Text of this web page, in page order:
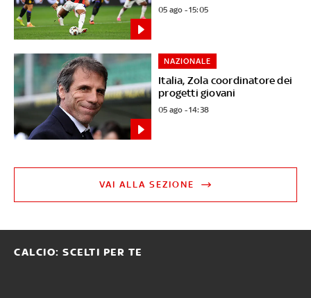
05 ago - 15:05
Italia, Zola coordinatore dei
progetti giovani
NAZIONALE
05 ago - 14:38
VAI ALLA SEZIONE
CALCIO: SCELTI PER TE